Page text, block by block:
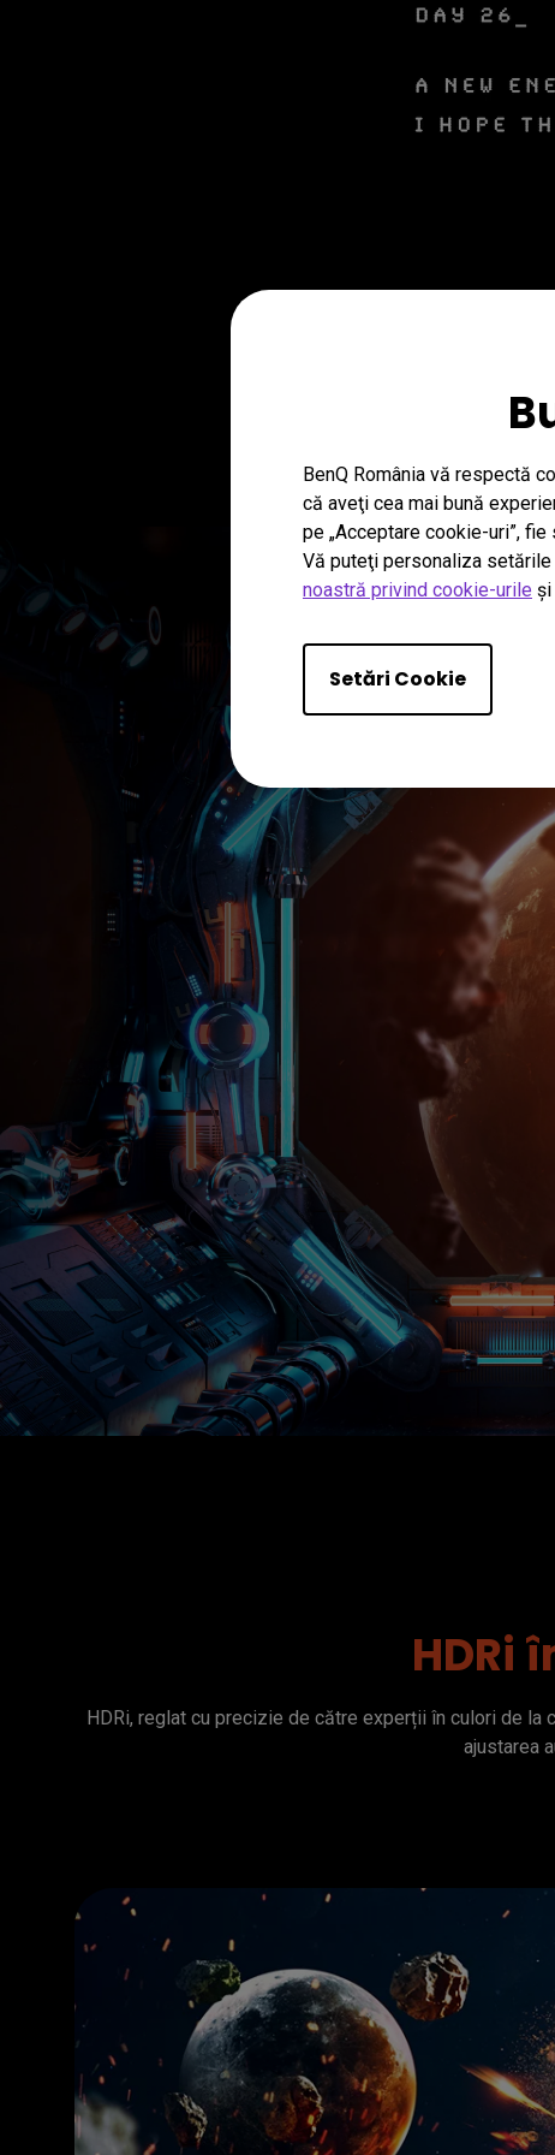
BenQ România vă respectă
că aveţi cea mai bună
pe „Acceptare cookie-uri”,
Vă puteţi personaliza
noastră privind cookie-urile şi
Setări Cookie
HDRi
HDRi, reglat cu precizie de către experții în culori de
ajustarea